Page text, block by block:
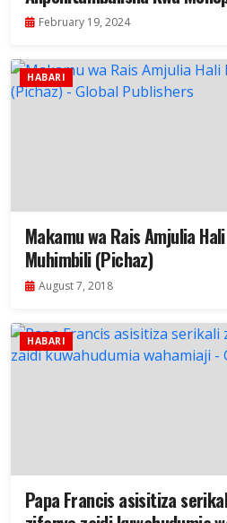
February 19, 2024
HABARI
Makamu wa Rais Amjulia
Muhimbili (Pichaz)
August 7, 2018
HABARI
Papa Francis asisitiza